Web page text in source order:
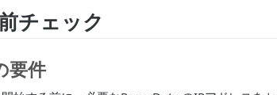
チェック
要件